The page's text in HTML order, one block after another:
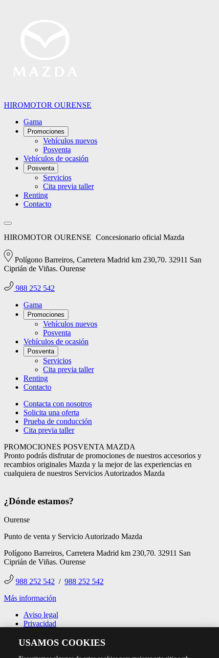
HIROMOTOR OURENSE
Gama
Promociones
Vehículos nuevos
Posventa
Vehículos de ocasión
Posventa
Servicios
Cita previa taller
Renting
Contacto
HIROMOTOR OURENSE Concesionario oficial Mazda
Polígono Barreiros, Carretera Madrid km 230,70. 32911 San
Ciprián de Viñas. Ourense
988 252 542
Gama
Promociones
Vehículos nuevos
Posventa
Vehículos de ocasión
Posventa
Servicios
Cita previa taller
Renting
Contacto
Contacta con nosotros
Solicita una oferta
Prueba de conducción
Cita previa taller
PROMOCIONES POSVENTA MAZDA
Pronto podrás disfrutar de promociones de nuestros accesorios y
recambios originales Mazda y la mejor de las experiencias en
cualquiera de nuestros Servicios Autorizados Mazda
¿Dónde estamos?
Ourense
Punto de venta y Servicio Autorizado Mazda
Polígono Barreiros, Carretera Madrid km 230,70. 32911 San
Ciprián de Viñas. Ourense
988 252 542 / 988 252 542
Más información
Aviso legal
Privacidad
USAMOS COOKIES